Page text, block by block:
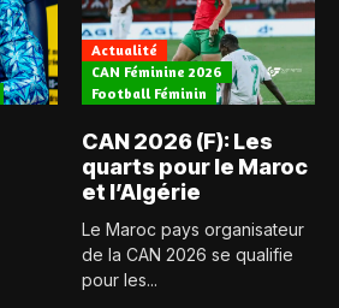
Actualité
CAN Féminine 2026
Football Féminin
CAN 2026 (F): Les
quarts pour le Maroc
et l’Algérie
Le Maroc pays organisateur
de la CAN 2026 se qualifie
pour les...